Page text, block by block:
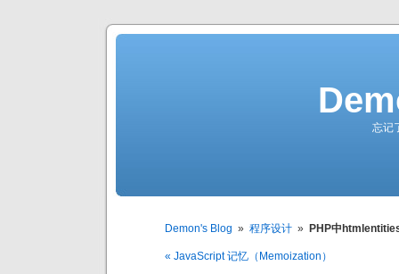
忘记
Demon's Blog » 程序设计 » PHP中
« JavaScript 记忆（Memoization）